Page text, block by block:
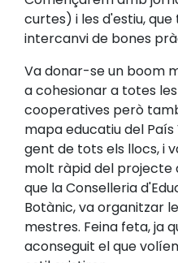
curtes) i les d'estiu,
intercanvi de bones
Va donar-se un boom
a cohesionar a totes
cooperatives però
mapa educatiu del
gent de tots els llocs, i
molt ràpid del projecte
que la Conselleria
Botànic, va organitzar
mestres. Feina feta, ja
aconseguit el que